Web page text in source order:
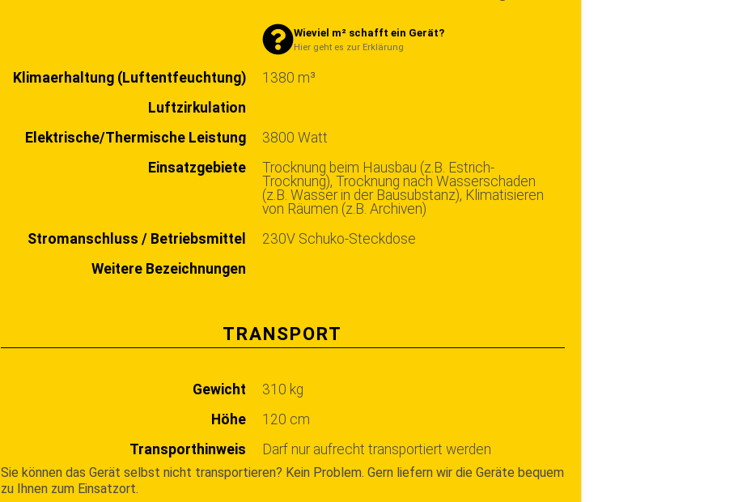
Wieviel m² schafft ein Gerät?
Hier geht es zur Erklärung
Klimaerhaltung (Luftentfeuchtung)
1380 m³
Luftzirkulation
Elektrische/Thermische Leistung
3800 Watt
Einsatzgebiete
Trocknung beim Hausbau (z.B. Estrich-
Trocknung), Trocknung nach Wasserschaden
(z.B. Wasser in der Bausubstanz), Klimatisieren
von Räumen (z.B. Archiven)
Stromanschluss / Betriebsmittel
230V Schuko-Steckdose
Weitere Bezeichnungen
TRANSPORT
Gewicht
310 kg
Höhe
120 cm
Transporthinweis
Darf nur aufrecht transportiert werden
Sie können das Gerät selbst nicht transportieren? Kein Problem. Gern liefern wir die Geräte bequem
zu Ihnen zum Einsatzort.